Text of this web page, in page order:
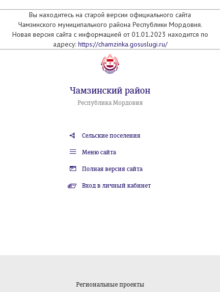
Вы находитесь на старой версии официального сайта
Чамзинского муниципального района Республики Мордовия.
Новая версия сайта с информацией от 01.01.2023 находится по
адресу: https://chamzinka.gosuslugi.ru/
Чамзинский район
Республика Мордовия
Сельские поселения
Меню сайта
Полная версия сайта
Вход в личный кабинет
Региональные проекты